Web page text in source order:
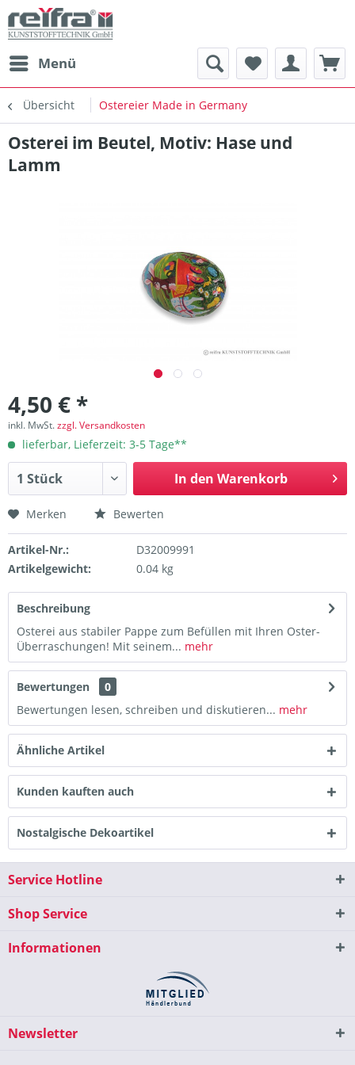
Menü
Übersicht Ostereier Made in Germany
Osterei im Beutel, Motiv: Hase und
Lamm
4,50 € *
inkl. MwSt.zzgl. Versandkosten
lieferbar, Lieferzeit: 3-5 Tage**
In den Warenkorb
Merken Bewerten
Artikel-Nr.:
D32009991
Artikelgewicht:
0.04 kg
Beschreibung
Osterei aus stabiler Pappe zum Befüllen mit Ihren Oster-
Überraschungen! Mit seinem... mehr
Bewertungen
0
Bewertungen lesen, schreiben und diskutieren... mehr
Ähnliche Artikel
Kunden kauften auch
Nostalgische Dekoartikel
Service Hotline
Shop Service
Informationen
Newsletter